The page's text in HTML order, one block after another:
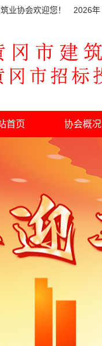
业协会欢迎您！ 2026年
首页 协会概况